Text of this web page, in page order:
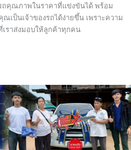
ถคุณภาพในราคาที่แข่งขันได้ พร้อม
เป็นเจ้าของรถได้ง่ายขึ้น เพราะความ
ราส่งมอบให้ลูกค้าทุกคน